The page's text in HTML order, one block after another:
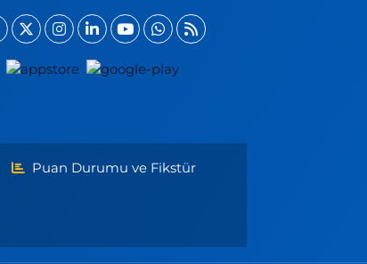
Puan Durumu ve Fikstür